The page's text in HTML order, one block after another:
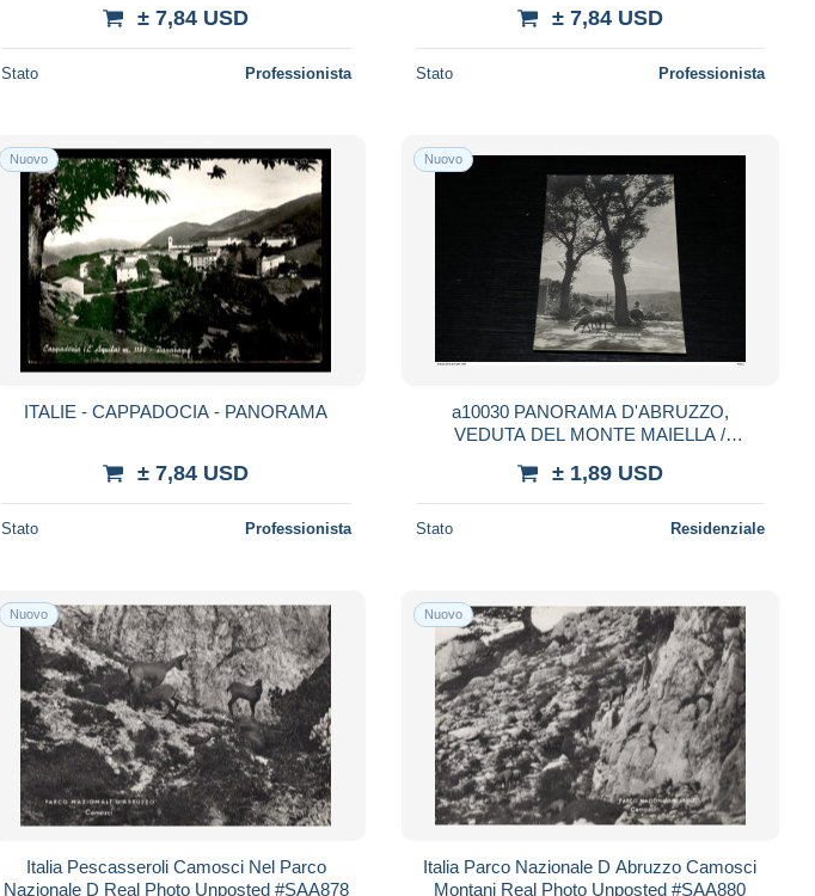
± 7,84 USD
Stato Professionista
± 7,84 USD
Stato Professionista
Nuovo
ITALIE - CAPPADOCIA - PANORAMA
± 7,84 USD
Stato Professionista
Nuovo
a10030 PANORAMA D'ABRUZZO,
VEDUTA DEL MONTE MAIELLA /
± 1,89 USD
Stato Residenziale
Nuovo
Italia Pescasseroli Camosci Nel Parco
Nazionale D Real Photo Unposted #SAA878
Nuovo
Italia Parco Nazionale D Abruzzo Camosci
Montani Real Photo Unposted #SAA880